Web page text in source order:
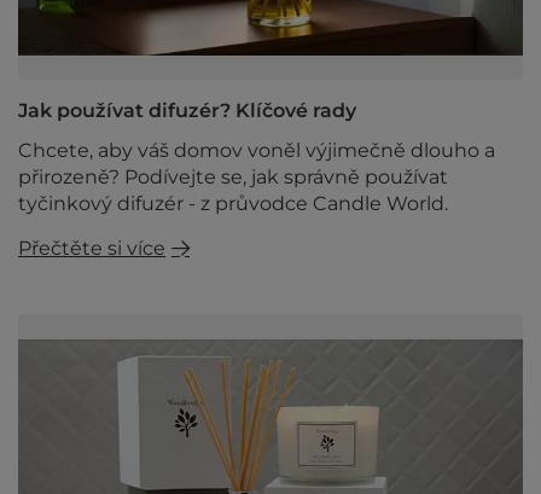
Jak používat difuzér? Klíčové rady
Chcete, aby váš domov voněl výjimečně dlouho a
přirozeně? Podívejte se, jak správně používat
tyčinkový difuzér - z průvodce Candle World.
Přečtěte si více